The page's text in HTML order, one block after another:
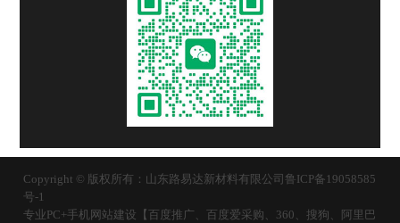
Copyright © 版权所有：山东路易达新材料有限公司 鲁ICP备19058585
号-1
专业PC+手机网站建设【百度推广、百度爱采购、360、搜狗、阿里巴